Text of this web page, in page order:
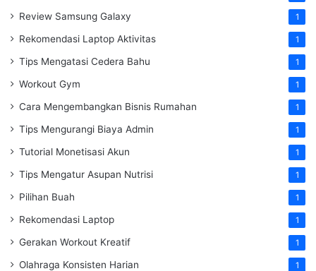
Review Samsung Galaxy 1
Rekomendasi Laptop Aktivitas 1
Tips Mengatasi Cedera Bahu 1
Workout Gym 1
Cara Mengembangkan Bisnis Rumahan 1
Tips Mengurangi Biaya Admin 1
Tutorial Monetisasi Akun 1
Tips Mengatur Asupan Nutrisi 1
Pilihan Buah 1
Rekomendasi Laptop 1
Gerakan Workout Kreatif 1
Olahraga Konsisten Harian 1